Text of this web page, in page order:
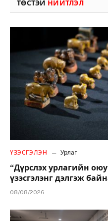
ТӨСТЭЙ НИЙТЛЭЛ
ҮЗЭСГЭЛЭН Урлаг
“Дүрслэх урлагийн
үзэсгэлэнг дэлгэж
08/08/2026